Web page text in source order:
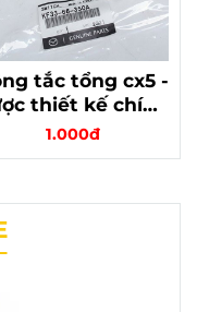
tắc tổng cx5 -
thiết kế chính
hãng, chất lượng
1.000đ